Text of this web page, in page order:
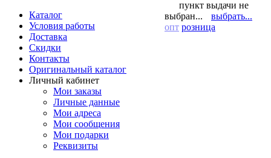
Каталог
Условия работы
Доставка
Скидки
Контакты
Оригинальный каталог
Личный кабинет
Мои заказы
Личные данные
Мои адреса
Мои сообщения
Мои подарки
Реквизиты
пункт выдачи не
выбран...
выбрать...
опт розница